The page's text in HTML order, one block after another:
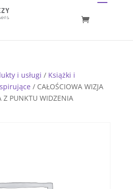
i usługi / Książki i
/ CAŁOŚCIOWA WIZJA
Z PUNKTU WIDZENIA